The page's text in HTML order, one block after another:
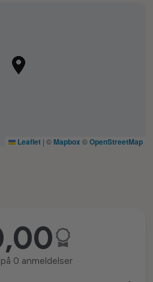
Leaflet | © Mapbox ©OpenStreetMap
0 anmeldelser